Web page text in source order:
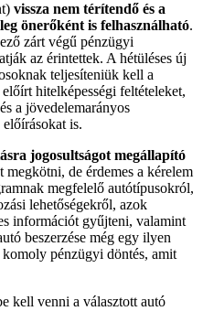
vissza nem térítendő és a
önerőként is felhasználható.
zárt végű pénzügyi
az érintettek. A hétüléses új
teljesíteniük kell a
hitelképességi feltételeket,
a jövedelemarányos
is.
jogosultságot megállapító
megkötni, de érdemes a kérelem
megfelelő autótípusokról,
lehetőségekről, azok
információt gyűjteni, valamint
beszerzése még egy ilyen
pénzügyi döntés, amit
kell venni a választott autó